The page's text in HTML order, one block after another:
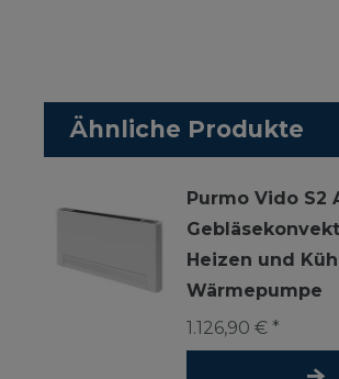
Ähnliche Produkte
Purmo Vido S2
Heizen und
Wärmepumpe
1.126,90 € *